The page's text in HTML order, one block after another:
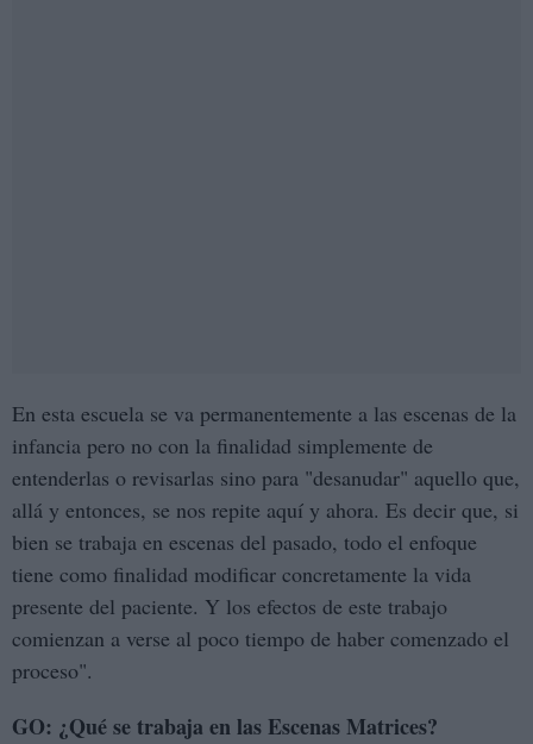
En esta escuela se va permanentemente a las escenas de la
infancia pero no con la finalidad simplemente de
entenderlas o revisarlas sino para "desanudar" aquello que,
allá y entonces, se nos repite aquí y ahora. Es decir que, si
bien se trabaja en escenas del pasado, todo el enfoque
tiene como finalidad modificar concretamente la vida
presente del paciente. Y los efectos de este trabajo
comienzan a verse al poco tiempo de haber comenzado el
proceso".
GO: ¿Qué se trabaja en las Escenas Matrices?